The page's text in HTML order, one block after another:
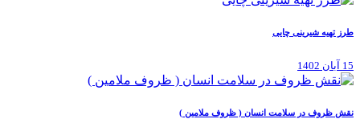
طرز تهیه شیرینی چایی
15 آبان 1402
نقش ظروف در سلامت انسان ( ظروف ملامین )